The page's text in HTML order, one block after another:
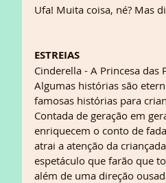
Ufa! Muita coisa, né? Mas
ESTREIAS
Cinderella - A Princesa das
Algumas histórias são
famosas histórias para
Contada de geração em
enriquecem o conto de
atrai a atenção da
espetáculo que farão que
além de uma direção